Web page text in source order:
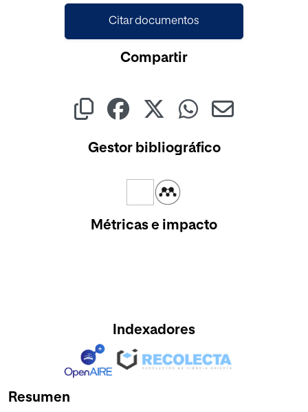
Citar documentos
Compartir
Gestor bibliográfico
Métricas e impacto
Indexadores
Resumen